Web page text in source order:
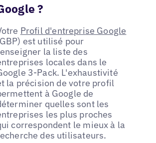
?
Profil d'entreprise Google
est utilisé pour
la liste des
locales dans le
3-Pack. L'exhaustivité
la précision de votre profil
à Google de
quelles sont les
les plus proches
correspondent le mieux à la
des utilisateurs.